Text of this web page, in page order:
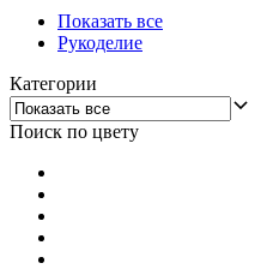
Показать все
Рукоделие
Категории
Поиск по цвету